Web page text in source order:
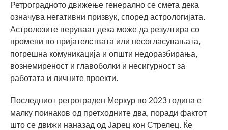
Ретроградното движење генерално се смета дека
означува негативни призвук, според астрологијата.
Астролозите веруваат дека може да резултира со
промени во пријателствата или несогласувањата,
погрешна комуникација и општи недоразбирања,
вознемиреност и главоболки и несигурност за
работата и личните проекти.
Последниот ретрограден Меркур во 2023 година е
малку поинаков од претходните два, поради фактот
што се движи наназад од Јарец кон Стрелец. Ќе